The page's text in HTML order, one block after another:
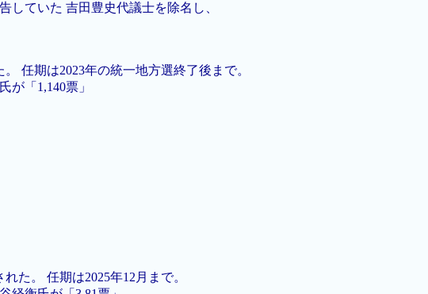
ていた 吉田豊史代議士を除名し、
任期は2023年の統一地方選終了後まで。
が「1,140票」
た。 任期は2025年12月まで。